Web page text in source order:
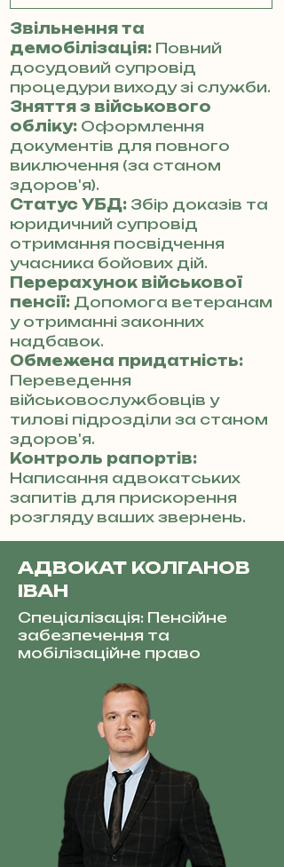
Звільнення та
демобілізація: Повний
досудовий супровід
процедури виходу зі служби.
Зняття з військового
обліку: Оформлення
документів для повного
виключення (за станом
здоров'я).
Статус УБД: Збір доказів та
юридичний супровід
отримання посвідчення
учасника бойових дій.
Перерахунок військової
пенсії: Допомога ветеранам
у отриманні законних
надбавок.
Обмежена придатність:
Переведення
військовослужбовців у
тилові підрозділи за станом
здоров'я.
Контроль рапортів:
Написання адвокатських
запитів для прискорення
розгляду ваших звернень.
АДВОКАТ КОЛГАНОВ
ІВАН
Спеціалізація: Пенсійне
забезпечення та
мобілізаційне право